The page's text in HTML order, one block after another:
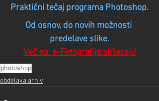
Praktični tečaj programa Photoshop.
Od osnov, do novih možnosti
predelave slike.
Več na: e-Fotografija.si/tecaji/
photoshop
obdelava arhiv